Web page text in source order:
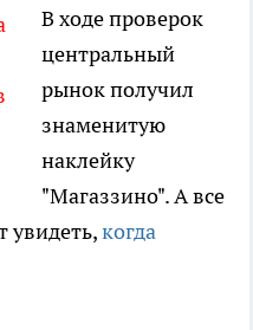
В ходе проверок
центральный
рынок получил
знаменитую
наклейку
"Магаззино". А все
увидеть,когда